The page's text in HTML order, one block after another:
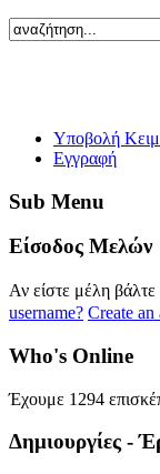
Yποβολή
Εγγραφή
Sub Menu
Eίσοδος Μελών
Αν είστε μέλη
username? Create an
Who's Online
Έχουμε 1294
Δημιουργίες -